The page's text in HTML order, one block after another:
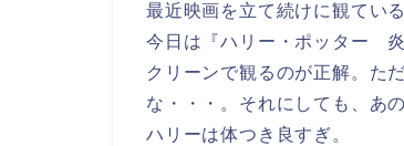
最近映画を立て続けに観ている
今日は『ハリー・ポッター
クリーンで観るのが正解。た
な・・・。それにしても、あ
ハリーは体つき良すぎ。